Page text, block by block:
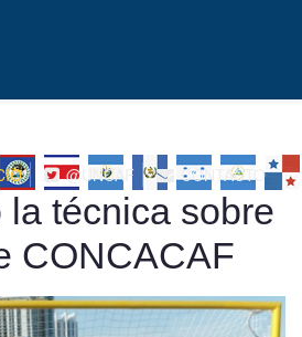
@UNCAF CONTACTO
la técnica sobre
CONCACAF